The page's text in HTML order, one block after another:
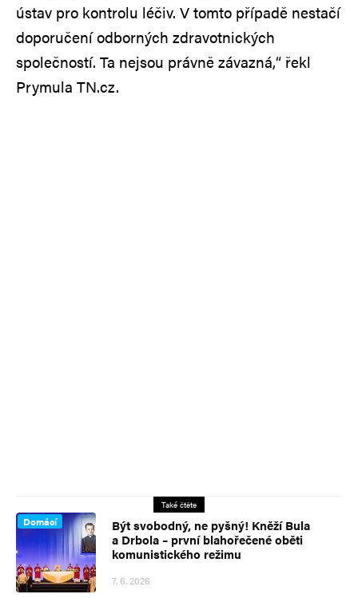
ústav pro kontrolu léčiv. V tomto případě nestačí
doporučení odborných zdravotnických
společností. Ta nejsou právně závazná,“ řekl
Prymula TN.cz.
Také čtěte
Domácí
Být svobodný, ne pyšný! Kněží Bula
a Drbola – první blahořečené oběti
komunistického režimu
7. 6. 2026